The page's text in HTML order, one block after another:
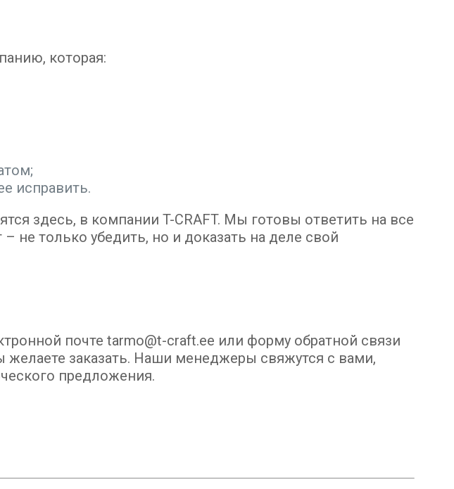
которая:
исправить.
здесь, в компании T-CRAFT. Мы готовы ответить на все
не только убедить, но и доказать на деле свой
почте tarmo@t-craft.ee или форму обратной связи
желаете заказать. Наши менеджеры свяжутся с вами,
предложения.